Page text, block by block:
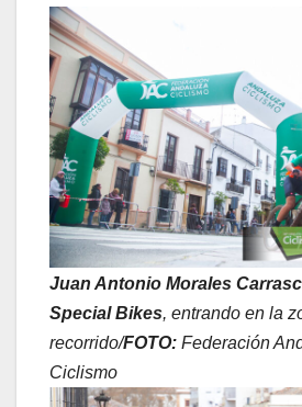
Juan Antonio Morales
Special Bikes, entrando en la
recorrido/FOTO: Federación
Ciclismo